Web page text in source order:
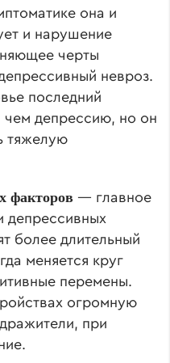
она и
и нарушение
черты
невроз.
последний
депрессию, но он
тяжелую
факторов — главное
депрессивных
более длительный
меняется круг
перемены.
огромную
при